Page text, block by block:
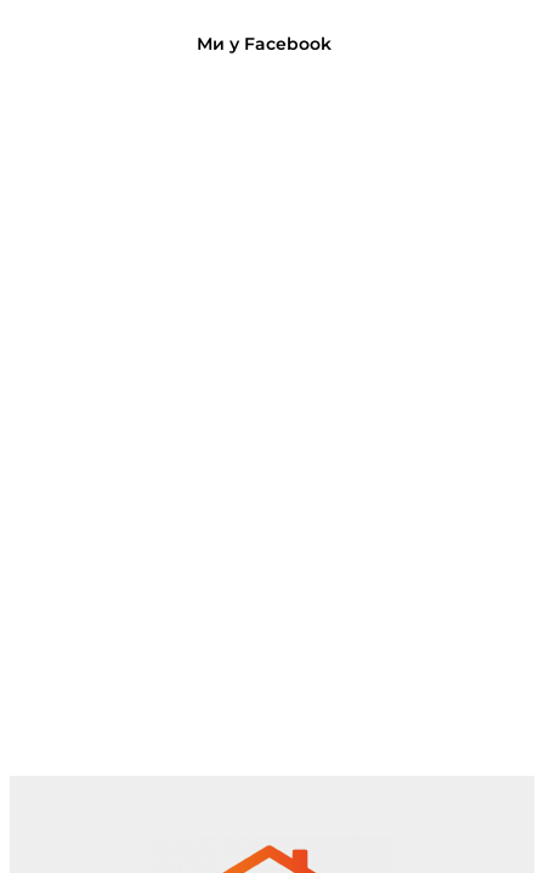
Ми у Facebook